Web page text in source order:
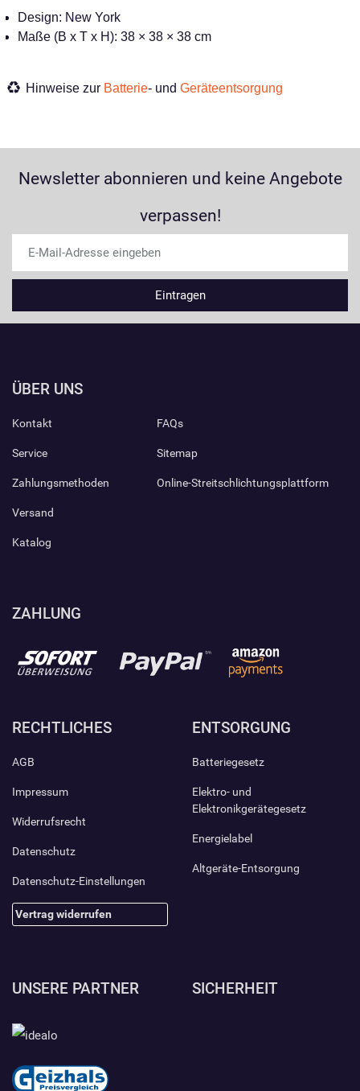
Design: New York
Maße (B x T x H): 38 × 38 × 38 cm
Hinweise zur Batterie- und Geräteentsorgung
Newsletter abonnieren und keine Angebote
verpassen!
ÜBER UNS
Kontakt
Service
Zahlungsmethoden
Versand
Katalog
FAQs
Sitemap
Online-Streitschlichtungsplattform
ZAHLUNG
RECHTLICHES
AGB
Impressum
Widerrufsrecht
Datenschutz
Datenschutz-Einstellungen
Vertrag widerrufen
ENTSORGUNG
Batteriegesetz
Elektro- und
Elektronikgerätegesetz
Energielabel
Altgeräte-Entsorgung
UNSERE PARTNER SICHERHEIT